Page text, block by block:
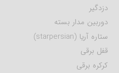
دزدگیر
دوربین مدار بسته
ستاره آریا (starpersian)
قفل برقی
کرکره برقی